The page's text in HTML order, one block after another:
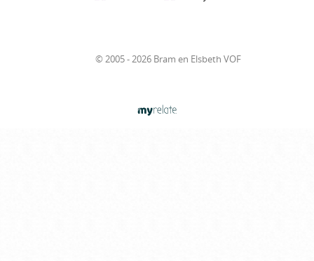
© 2005 - 2026 Bram en Elsbeth VOF